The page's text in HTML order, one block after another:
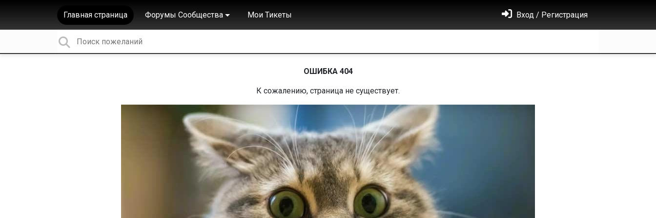
Главная страница Форумы Сообщества Мои Тикеты Вход / Регистрация
ОШИБКА 404
К сожалению, страница не существует.